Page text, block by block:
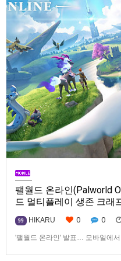
팰월드 온라인(Palworld
드 멀티플레이 생존 크래
99 HIKARU 0 0
'팰월드 온라인' 발표… 모바일에